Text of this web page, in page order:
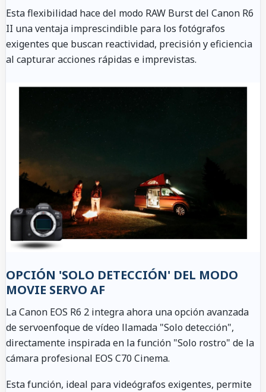
Esta flexibilidad hace del modo RAW Burst del Canon R6
II una ventaja imprescindible para los fotógrafos
exigentes que buscan reactividad, precisión y eficiencia
al capturar acciones rápidas e imprevistas.
OPCIÓN 'SOLO DETECCIÓN' DEL MODO
MOVIE SERVO AF
La Canon EOS R6 2 integra ahora una opción avanzada
de servoenfoque de vídeo llamada "Solo detección",
directamente inspirada en la función "Solo rostro" de la
cámara profesional EOS C70 Cinema.
Esta función, ideal para videógrafos exigentes, permite